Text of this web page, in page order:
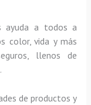
ayuda a todos a
color, vida y más
llenos de
de productos y